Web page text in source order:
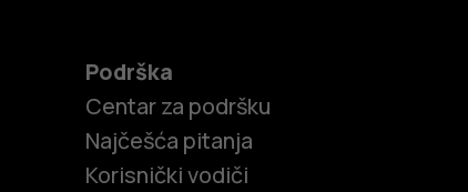
Podrška
Centar za podršku
Najčešća pitanja
Korisnički vodiči